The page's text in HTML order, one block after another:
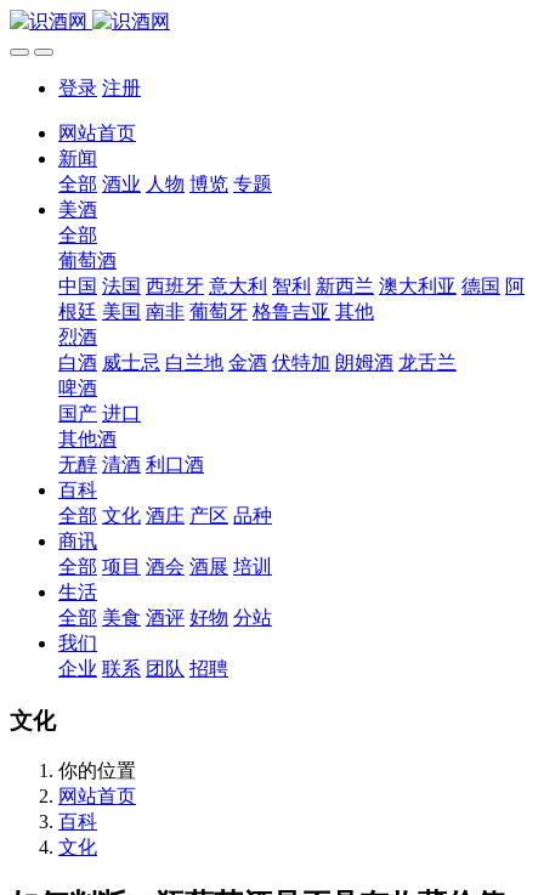
登录 注册
网站首页
新闻
全部 酒业 人物 博览 专题
美酒
全部
葡萄酒
中国 法国 西班牙 意大利 智利 新西兰 澳大利亚 德国 阿
根廷 美国 南非 葡萄牙 格鲁吉亚 其他
烈酒
白酒 威士忌 白兰地 金酒 伏特加 朗姆酒 龙舌兰
啤酒
国产 进口
其他酒
无醇 清酒 利口酒
百科
全部 文化 酒庄 产区 品种
商讯
全部 项目 酒会 酒展 培训
生活
全部 美食 酒评 好物 分站
我们
企业 联系 团队 招聘
文化
你的位置
网站首页
百科
文化